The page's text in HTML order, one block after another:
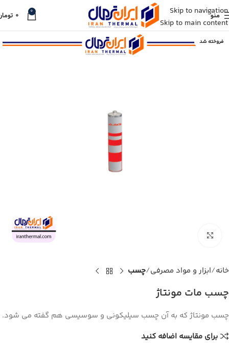
Skip to navigation
Skip to main content
منو 0 ۰
فروخته شد
خانه ابزار و مواد مصرفی چسب
چسب مات مونتاژ
چسب مونتاژ که به آن چسب سیلیکونی و سوسیسی هم گفته می شود.
برای مقایسه اضافه کنید